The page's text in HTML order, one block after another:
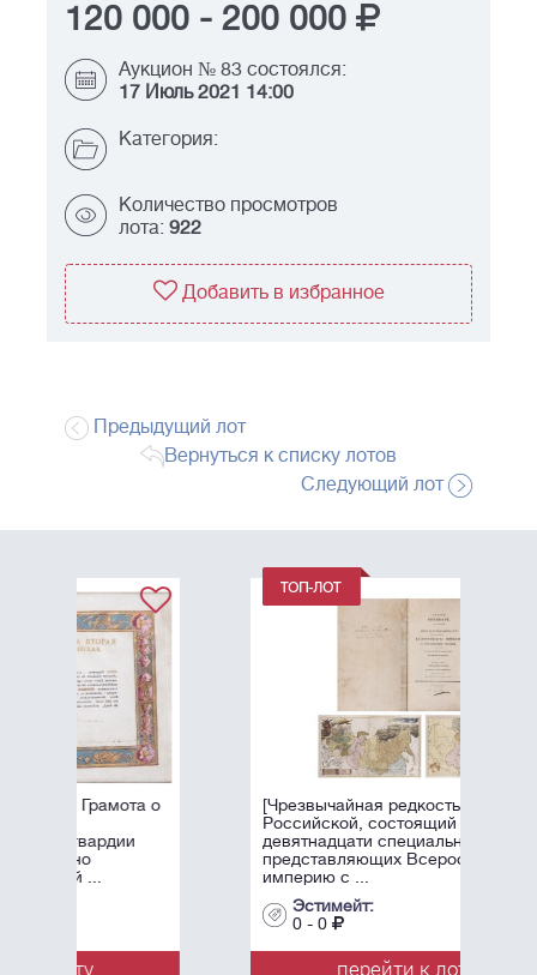
120 000 - 200 000
Аукцион № 83 состоялся:
17 Июль 2021 14:00
Категория:
Количество просмотров
лота: 922
Добавить в избранное
Предыдущий лот
Вернуться к списку лотов
Следующий лот
[Чрезвычайная редкость!]. Атлас
Российской, состоящий из
девятнадцати специальных карт,
представляющих Всероссийскую
перейти к лоту